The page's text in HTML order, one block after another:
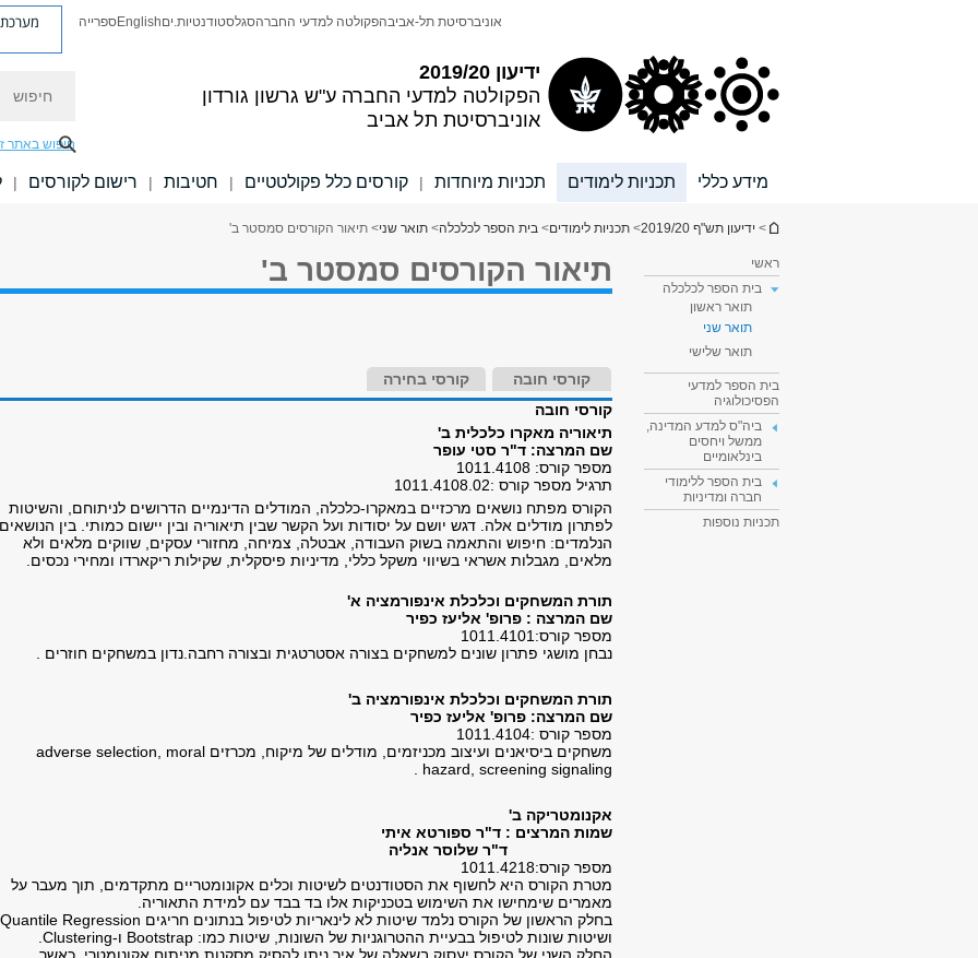
ידיעון 2019/20
הפקולטה למדעי החברה ע"ש גרשון גורדון
אוניברסיטת תל אביב
אוניברסיטת תל-אביבהפקולטה למדעי החברהסגלסטודנטיות.יםEnglishספרייה מערכת
חיפוש באתר
מידע כללי תכניות לימודים תכניות מיוחדות | קורסים כלל פקולטטיים | חטיבות | רישום לקורסים |
הינך נמצא כאן
> ידיעון תש"ף 2019/20 > תכניות לימודים> בית הספר לכלכלה> תואר שני> תיאור הקורסים סמסטר ב'
ראשי
בית הספר לכלכלה
תואר ראשון
תואר שני
תואר שלישי
בית הספר למדעי
הפסיכולוגיה
ביה"ס למדע המדינה,
ממשל ויחסים
בינלאומיים
בית הספר ללימודי
חברה ומדיניות
תכניות נוספות
תיאור הקורסים סמסטר ב'
קורסי חובה
קורסי בחירה
קורסי חובה
תיאוריה מאקרו כלכלית ב'
שם המרצה: ד"ר סטי עופר
מספר קורס: 1011.4108
תרגיל מספר קורס :1011.4108.02
הקורס מפתח נושאים מרכזיים במאקרו-כלכלה, המודלים הדינמיים הדרושים לניתוחם, והשיטות
לפתרון מודלים אלה. דגש יושם על יסודות ועל הקשר שבין תיאוריה ובין יישום כמותי. בין הנושאים
הנלמדים: חיפוש והתאמה בשוק העבודה, אבטלה, צמיחה, מחזורי עסקים, שווקים מלאים ולא
מלאים, מגבלות אשראי בשיווי משקל כללי, מדיניות פיסקלית, שקילות ריקארדו ומחירי נכסים.
תורת המשחקים וכלכלת אינפורמציה א'
שם המרצה : פרופ' אליעז כפיר
מספר קורס:1011.4101
נבחן מושגי פתרון שונים למשחקים בצורה אסטרטגית ובצורה רחבה.נדון במשחקים חוזרים .
תורת המשחקים וכלכלת אינפורמציה ב'
שם המרצה: פרופ' אליעז כפיר
מספר קורס :1011.4104
משחקים ביסיאנים ועיצוב מכניזמים, מודלים של מיקוח, מכרזים adverse selection, moral
hazard, screening signaling
אקנומטריקה ב'
שמות המרצים : ד"ר ספורטא איתי
ד"ר שלוסר אנליה
מספר קורס:1011.4218
מטרת הקורס היא לחשוף את הסטודנטים לשיטות וכלים אקונומטריים מתקדמים, תוך מעבר על
מאמרים שימחישו את השימוש בטכניקות אלו בד בבד עם למידת התאוריה.
בחלק הראשון של הקורס נלמד שיטות לא לינאריות לטיפול בנתונים חריגים Quantile Regression
ושיטות שונות לטיפול בבעיית ההטרוגניות של השונות, שיטות כמו: Bootstrap ו-Clustering